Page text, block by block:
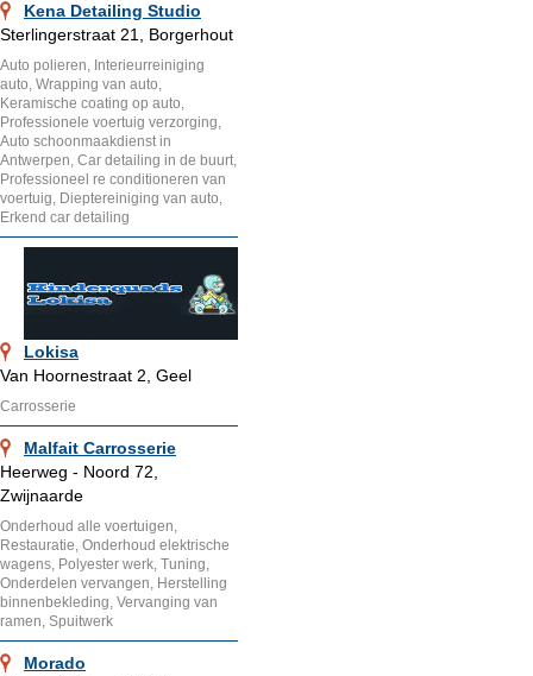
Kena Detailing Studio
Sterlingerstraat 21, Borgerhout
Auto polieren, Interieurreiniging
auto, Wrapping van auto,
Keramische coating op auto,
Professionele voertuig verzorging,
Auto schoonmaakdienst in
Antwerpen, Car detailing in de buurt,
Professioneel re conditioneren van
voertuig, Dieptereiniging van auto,
Erkend car detailing
Lokisa
Van Hoornestraat 2, Geel
Carrosserie
Malfait Carrosserie
Heerweg - Noord 72,
Zwijnaarde
Onderhoud alle voertuigen,
Restauratie, Onderhoud elektrische
wagens, Polyester werk, Tuning,
Onderdelen vervangen, Herstelling
binnenbekleding, Vervanging van
ramen, Spuitwerk
Morado